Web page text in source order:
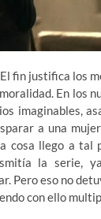
fin justifica los
En los
imaginables,
a una
llego a tal
la serie,
Pero eso no
con ello